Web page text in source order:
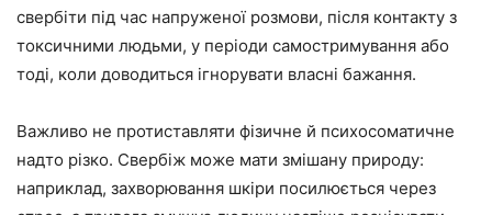
свербіти під час напруженої розмови, після контакту з
токсичними людьми, у періоди самостримування або
тоді, коли доводиться ігнорувати власні бажання.
Важливо не протиставляти фізичне й психосоматичне
надто різко. Свербіж може мати змішану природу:
наприклад, захворювання шкіри посилюється через